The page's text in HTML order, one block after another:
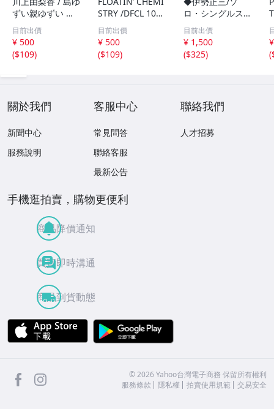
ずい親ゆずい 民
謡 CD /1A204
目前出價
¥ 500
($109)
STRY /DFCL 107
3/CD/1A203
目前出價
¥ 500
($109)
ロ・シングルス・
プラス【Blu-spe
c CD】紙ジャケ
ット仕様 帯付/FL
CF-5023 ＃Q08
目前出價
¥ 1,500
($325)
(
關於我們
新聞中心
服務說明
客服中心
常見問答
聯絡客服
最新公告
聯絡我們
人才招募
手機逛拍賣，購物更便利
商品降價通知
買賣即時溝通
商品到貨動態
APP Store
facebook ©2026 Yahoo台灣電子商務 保留所有權利
服務條款
隱私權 拍賣使用規範 交易安全